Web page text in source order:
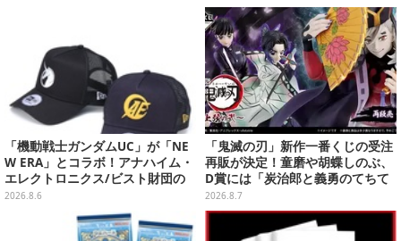
「機動戦士ガンダムUC」が「NE
W ERA」とコラボ！アナハイム・
エレクトロニクス/ビスト財団の
キャップが予約開始
2026.8.6
「鬼滅の刃」新作一番くじの受注
再販が決定！童磨や胡蝶しのぶ、
D賞には「炭治郎と義勇のてちて
ちフィギュア」も
2026.8.7